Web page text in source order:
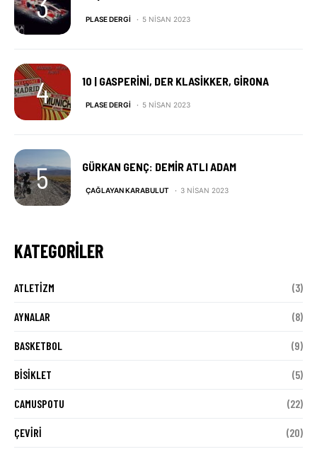
PLASE DERGI 5 NISAN 2023
10 | GASPERINI, DER KLASIKKER, GIRONA
PLASE DERGI 5 NISAN 2023
GÜRKAN GENÇ: DEMIR ATLI ADAM
ÇAĞLAYAN KARABULUT 3 NISAN 2023
KATEGORILER
ATLETIZM (3)
AYNALAR (8)
BASKETBOL (9)
BISIKLET (5)
CAMUSPOTU (22)
ÇEVIRI (20)